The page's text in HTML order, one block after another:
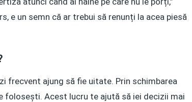
e un semn că ar trebui să renunți la acea piesă
frecvent ajung să fie uitate. Prin schimbarea
folosești. Acest lucru te ajută să iei decizii mai